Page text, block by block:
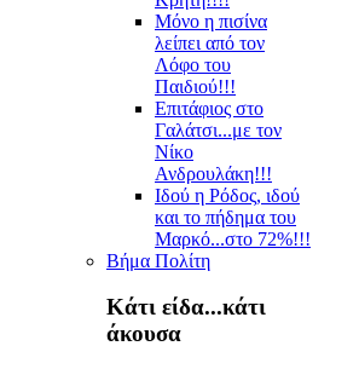
Μόνο η πισίνα
λείπει από τον
Λόφο του
Παιδιού!!!
Επιτάφιος στο
Γαλάτσι...με τον
Νίκο
Ανδρουλάκη!!!
Ιδού η Ρόδος, ιδού
και το πήδημα του
Μαρκό...στο 72%!!!
Βήμα Πολίτη
Κάτι είδα...κάτι
άκουσα